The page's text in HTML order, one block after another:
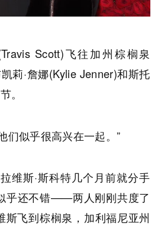
Scott)飞往加州棕榈泉
莉·詹娜(Kylie Jenner)和斯托
。
们似乎很高兴在一起。”
维斯·斯科特几个月前就分手
乎还不错——两人刚刚共度了
斯飞到棕榈泉，加利福尼亚州